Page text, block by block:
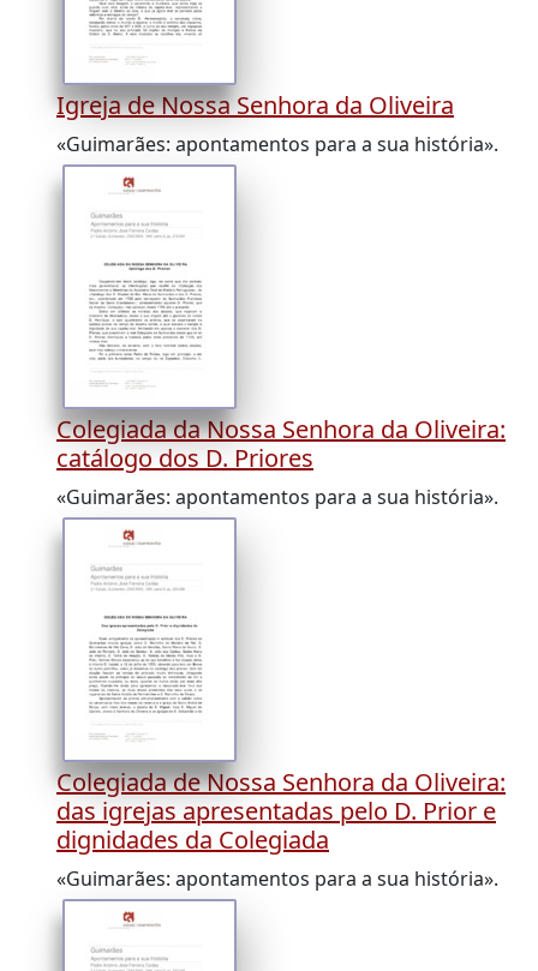
Igreja de Nossa Senhora da Oliveira
«Guimarães: apontamentos para a sua história».
Colegiada da Nossa Senhora da Oliveira:
catálogo dos D. Priores
«Guimarães: apontamentos para a sua história».
Colegiada de Nossa Senhora da Oliveira:
das igrejas apresentadas pelo D. Prior e
dignidades da Colegiada
«Guimarães: apontamentos para a sua história».